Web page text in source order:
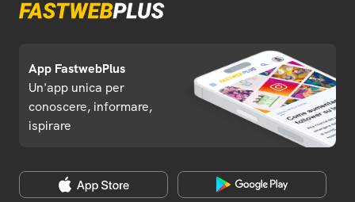
App FastwebPlus
Un'app unica per
conoscere, informare,
ispirare